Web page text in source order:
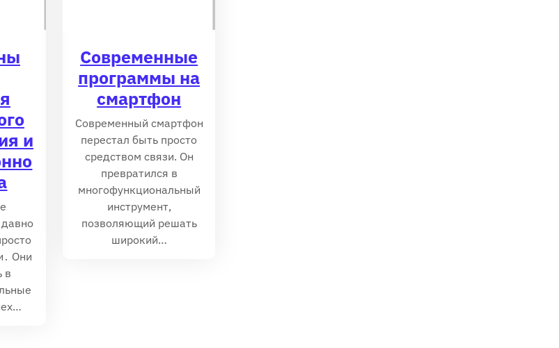
и
Они
в
Современные
программы на
смартфон
Современный смартфон
перестал быть просто
средством связи. Он
превратился в
многофункциональный
инструмент,
позволяющий решать
широкий…